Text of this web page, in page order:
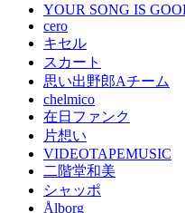
YOUR SONG IS
cero
キセル
スカート
思い出野郎Aチーム
chelmico
在日ファンク
片想い
VIDEOTAPEMUSIC
二階堂和美
シャッポ
Ålborg